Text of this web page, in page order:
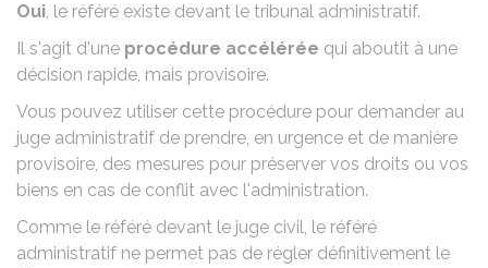
Oui, le référé existe devant le tribunal administratif.
Il s'agit d'une procédure accélérée qui aboutit à une
décision rapide, mais provisoire.
Vous pouvez utiliser cette procédure pour demander au
juge administratif de prendre, en urgence et de manière
provisoire, des mesures pour préserver vos droits ou vos
biens en cas de conflit avec l'administration.
Comme le référé devant le juge civil, le référé
administratif ne permet pas de régler définitivement le